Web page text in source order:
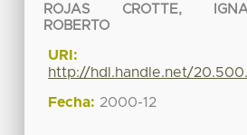
ROJAS CROTTE,
ROBERTO
URI:
http://hdl.handle.net/
Fecha: 2000-12